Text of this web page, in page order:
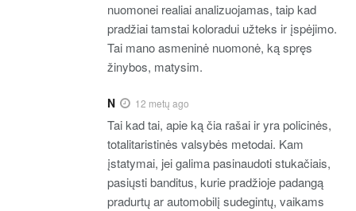
nuomonei realiai analizuojamas, taip kad
pradžiai tamstai koloradui užteks ir įspėjimo.
Tai mano asmeninė nuomonė, ką spręs
žinybos, matysim.
N 12 metų ago
Tai kad tai, apie ką čia rašai ir yra policinės,
totalitaristinės valsybės metodai. Kam
įstatymai, jei galima pasinaudoti stukačiais,
pasiųsti banditus, kurie pradžioje padangą
pradurtų ar automobilį sudegintų, vaikams